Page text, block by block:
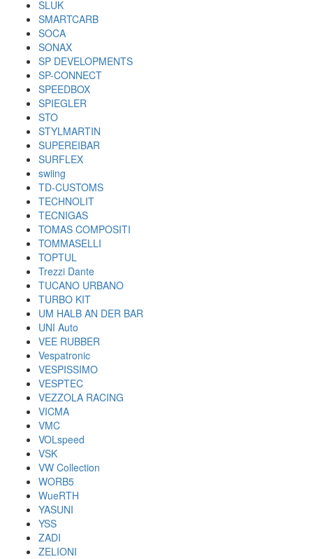
SLUK
SMARTCARB
SOCA
SONAX
SP DEVELOPMENTS
SP-CONNECT
SPEEDBOX
SPIEGLER
STO
STYLMARTIN
SUPEREIBAR
SURFLEX
swiing
TD-CUSTOMS
TECHNOLIT
TECNIGAS
TOMAS COMPOSITI
TOMMASELLI
TOPTUL
Trezzi Dante
TUCANO URBANO
TURBO KIT
UM HALB AN DER BAR
UNI Auto
VEE RUBBER
Vespatronic
VESPISSIMO
VESPTEC
VEZZOLA RACING
VICMA
VMC
VOLspeed
VSK
VW Collection
WORB5
WueRTH
YASUNI
YSS
ZADI
ZELIONI